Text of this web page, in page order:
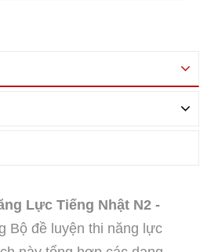
Lực Tiếng Nhật N2 -
Bộ đề luyện thi năng lực